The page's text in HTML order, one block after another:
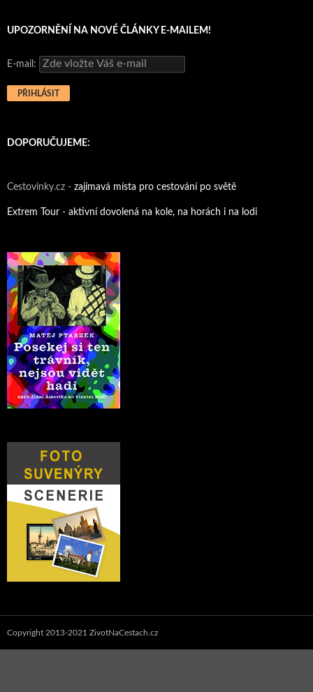
UPOZORNĚNÍ NA NOVÉ ČLÁNKY E-MAILEM!
E-mail:
DOPORUČUJEME:
Cestovinky.cz - zajímavá místa pro cestování po světě
Extrem Tour - aktivní dovolená na kole, na horách i na lodi